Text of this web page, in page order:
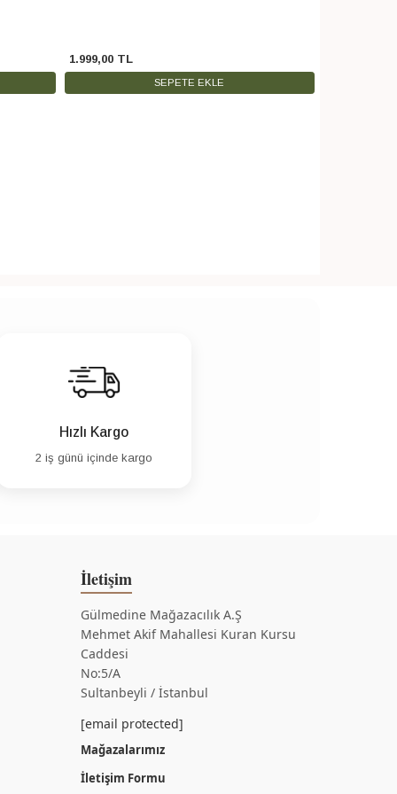
1.999,00 TL
SEPETE EKLE
Hızlı Kargo
2 iş günü içinde kargo
İletişim
Gülmedine Mağazacılık A.Ş
Mehmet Akif Mahallesi Kuran Kursu
Caddesi
No:5/A
Sultanbeyli / İstanbul
[email protected]
Mağazalarımız
İletişim Formu